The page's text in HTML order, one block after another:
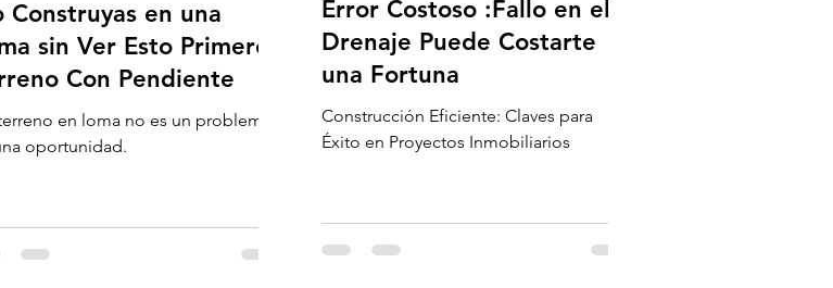
Construyas en una
sin Ver Esto Primero
Con Pendiente
en loma no es un problema,
oportunidad.
Error Costoso :Fallo en el
Drenaje Puede Costarte
una Fortuna
Construcción Eficiente: Claves para
Éxito en Proyectos Inmobiliarios